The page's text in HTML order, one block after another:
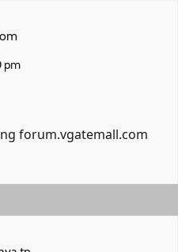
pm
forum.vgatemall.com